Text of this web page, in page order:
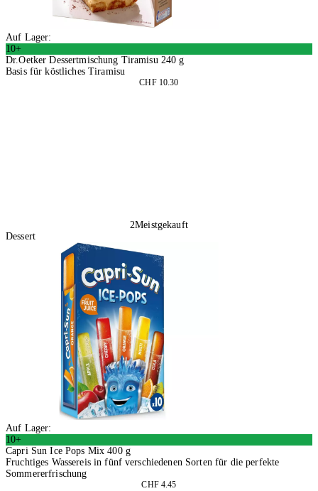
Auf Lager:
10+
Dr.Oetker Dessertmischung Tiramisu 240 g
Basis für köstliches Tiramisu
CHF 10.30
2Meistgekauft
Dessert
Auf Lager:
10+
Capri Sun Ice Pops Mix 400 g
Fruchtiges Wassereis in fünf verschiedenen Sorten für die perfekte
Sommererfrischung
CHF 4.45